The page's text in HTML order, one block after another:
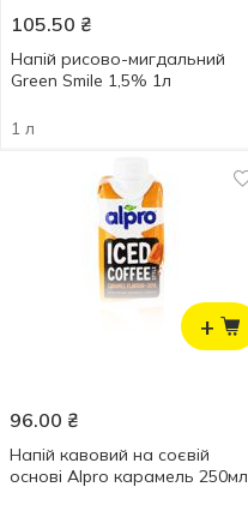
105.50 ₴
Напій рисово-мигдальний
Green Smile 1,5% 1л
1 л
+
96.00 ₴
Напій кавовий на соєвій
основі Alpro карамель 250мл